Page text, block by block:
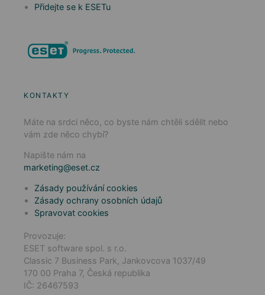
Přidejte se k ESETu
KONTAKTY
Máte na srdci něco, co byste nám chtěli sdělit nebo
vám zde něco chybí?
Napište nám na
marketing@eset.cz
Zásady používání cookies
Zásady ochrany osobních údajů
Spravovat cookies
Provozuje:
ESET software spol. s r.o.
Classic 7 Business Park, Jankovcova 1037/49
170 00 Praha 7, Česká republika
IČ: 26467593